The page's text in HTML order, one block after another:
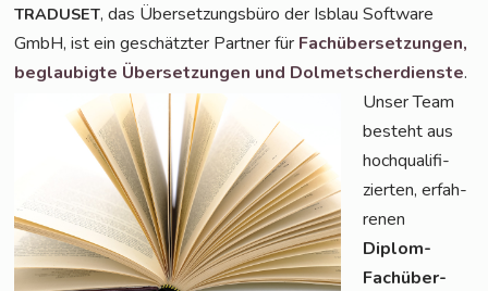
TRADUSET, das Über­set­zungs­bü­ro der Isblau Soft­ware
GmbH, ist ein geschätz­ter Part­ner für Fach­über­set­zun­gen,
beglau­big­te Über­set­zun­gen und Dol­met­scher­diens­te.
Unser Team
besteht aus
hoch­qua­li­fi­
zier­ten, erfah­
re­nen
Diplom-
Fach­über­